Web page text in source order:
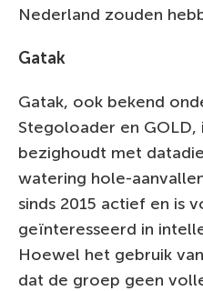
Nederland zouden
Gatak
Gatak, ook bekend
Stegoloader en
bezighoudt met
watering hole-
sinds 2015 actief en is
geïnteresseerd in
Hoewel het gebruik
dat de groep geen